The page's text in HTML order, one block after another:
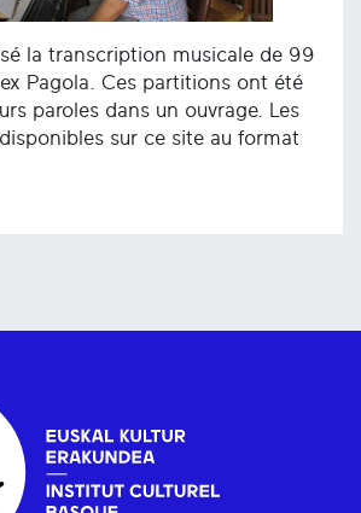
la transcription musicale de 99
Pagola. Ces partitions ont été
paroles dans un ouvrage. Les
sur ce site au format